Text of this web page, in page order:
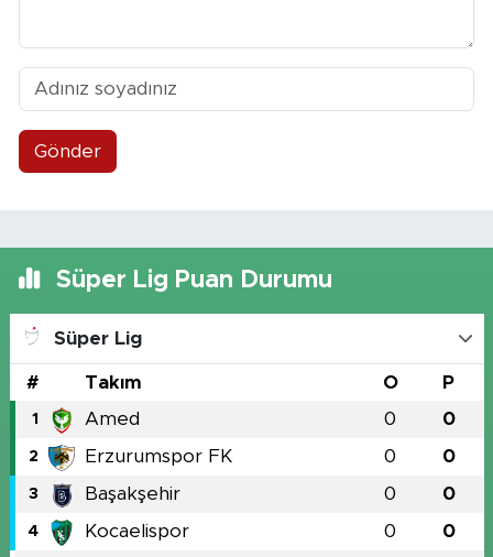
Gönder
Süper Lig Puan Durumu
Süper Lig
# Takım O P
1 Amed 0 0
2 Erzurumspor FK 0 0
3 Başakşehir 0 0
4 Kocaelispor 0 0